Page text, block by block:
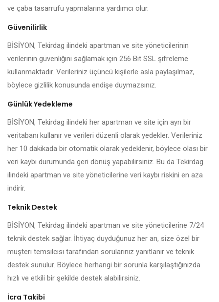
ve çaba tasarrufu yapmalarına yardımcı olur.
Güvenilirlik
BİSİYON, Tekirdag ilindeki apartman ve site yöneticilerinin
verilerinin güvenliğini sağlamak için 256 Bit SSL şifreleme
kullanmaktadır. Verileriniz üçüncü kişilerle asla paylaşılmaz,
böylece gizlilik konusunda endişe duymazsınız.
Günlük Yedekleme
BİSİYON, Tekirdag ilindeki her apartman ve site için ayrı bir
veritabanı kullanır ve verileri düzenli olarak yedekler. Verileriniz
her 10 dakikada bir otomatik olarak yedeklenir, böylece olası bir
veri kaybı durumunda geri dönüş yapabilirsiniz. Bu da Tekirdag
ilindeki apartman ve site yöneticilerine veri kaybı riskini en aza
indirir.
Teknik Destek
BİSİYON, Tekirdag ilindeki apartman ve site yöneticilerine 7/24
teknik destek sağlar. İhtiyaç duyduğunuz her an, size özel bir
müşteri temsilcisi tarafından sorularınız yanıtlanır ve teknik
destek sunulur. Böylece herhangi bir sorunla karşılaştığınızda
hızlı ve etkili bir şekilde destek alabilirsiniz.
İcra Takibi